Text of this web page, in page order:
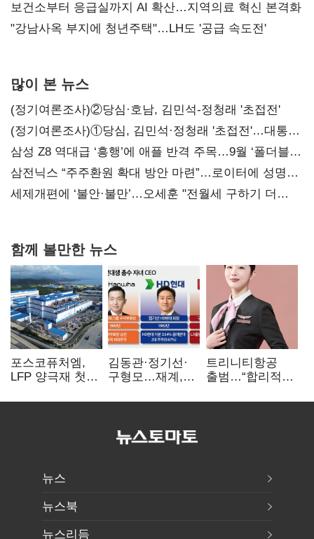
보건소부터 응급실까지 AI 확산…지역의료 혁신 본격화
"강남사옥 부지에 청년주택"…LH도 '공급 속도전'
많이 본 뉴스
(정기여론조사)②당심·호남, 김민석-정청래 '초접전'
(정기여론조사)①당심, 김민석·정청래 '초접전'…대통령
지지도 '50% 아래로'(종합)
삼성 Z8 역대급 ‘흥행’에 애플 반격 주목…9월 ‘폴더블
대전’
삼전닉스 “주주환원 확대 방안 마련”…로이터에 성명
보내
세제개편에 ‘불안·불만’…오세훈 "전월세 구하기 더
함께 볼만한 뉴스
포스코퓨처엠,
LFP 양극재 첫
ESS 시장 공략
김동관·정기선·
구형모…재계,
전성시대
트리니티항공
출범…“합리적
서비스로 승부”
뉴스
뉴스북
뉴스리듬